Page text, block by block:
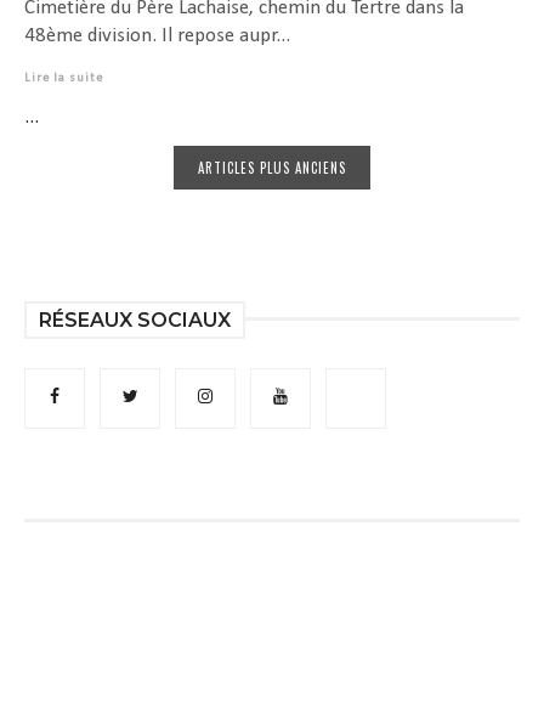
Cimetière du Père Lachaise, chemin du Tertre dans la
48ème division. Il repose aupr...
Lire la suite
...
ARTICLES PLUS ANCIENS
RÉSEAUX SOCIAUX